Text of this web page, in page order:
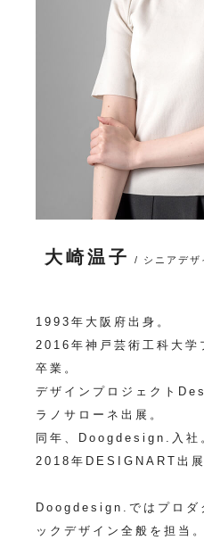
大崎温子 / シニアデザ
1993年大阪府出身。
2016年神戸芸術工科大学
卒業。
デザインプロジェクト
ラノサローネ出展。
同年、Doogdesign.入社
2018年DESIGNART出展
Doogdesign.ではプロダ
ックデザイン全般を担当。